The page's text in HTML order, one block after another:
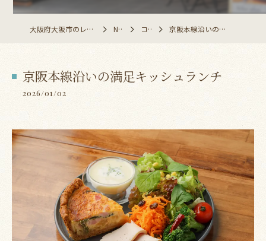
大阪府大阪市のレストランならAiko plus NEWS コラム 京阪本線沿いの満足キッシュランチ
京阪本線沿いの満足キッシュランチ
2026/01/02